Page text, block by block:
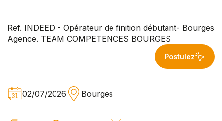
Ref. INDEED - Opérateur de finition débutant- Bourges
Agence. TEAM COMPETENCES BOURGES
Postulez
02/07/2026 Bourges